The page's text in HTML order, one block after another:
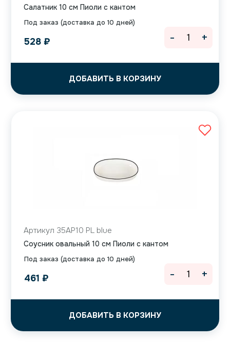
Под заказ (доставка до 10 дней)
Салатник 10 см Пиоли с кантом
528 ₽
ДОБАВИТЬ В КОРЗИНУ
- +
Под заказ (доставка до 10 дней)
Артикул 35AP10 PL blue
Соусник овальный 10 см Пиоли с кантом
461 ₽
ДОБАВИТЬ В КОРЗИНУ
- +